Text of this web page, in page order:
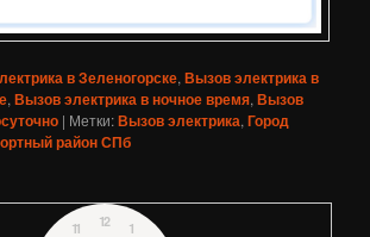
в Зеленогорске,Вызов электрика в
,Вызов электрика в ночное время,Вызов
| Метки:Вызов электрика,Город
район СПб